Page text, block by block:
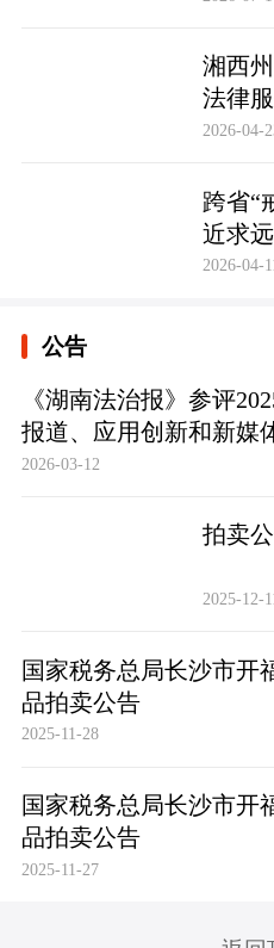
湘西
法律
2026-04-
跨省“
近求
2026-04-
公告
《湖南法治报》参评
报道、应用创新和新媒
2026-03-12
拍卖
2025-12-
国家税务总局长沙市开
品拍卖公告
2025-11-28
国家税务总局长沙市开
品拍卖公告
2025-11-27